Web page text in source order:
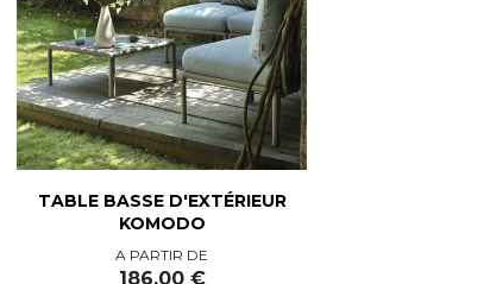
TABLE BASSE D'EXTÉRIEUR
KOMODO
Prix
A PARTIR DE
186,00 €